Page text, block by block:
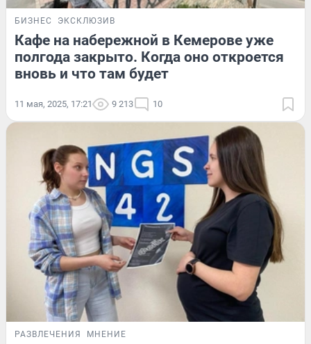
БИЗНЕС ЭКСКЛЮЗИВ
Кафе на набережной в Кемерове уже
полгода закрыто. Когда оно откроется
вновь и что там будет
11 мая, 2025, 17:21 9 213 10
РАЗВЛЕЧЕНИЯ МНЕНИЕ